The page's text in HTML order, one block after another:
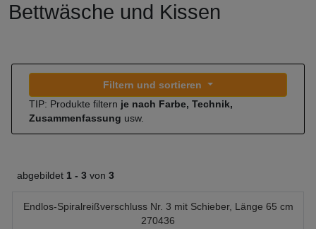
Bettwäsche und Kissen
Filtern und sortieren
TIP: Produkte filtern je nach Farbe, Technik,
Zusammenfassung usw.
abgebildet 1 - 3 von 3
Endlos-Spiralreißverschluss Nr. 3 mit Schieber, Länge 65 cm
270436